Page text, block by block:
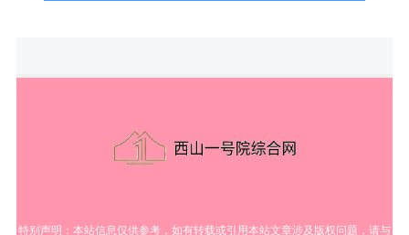
特别声明：本站信息仅供参考，如有转载或引用本站文章涉及版权问题，请与